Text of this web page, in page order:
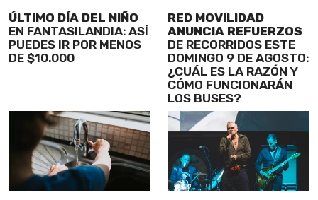
ÚLTIMO DÍA DEL NIÑO
EN FANTASILANDIA: ASÍ
PUEDES IR POR MENOS
DE $10.000
RED MOVILIDAD
ANUNCIA REFUERZOS
DE RECORRIDOS ESTE
DOMINGO 9 DE AGOSTO:
¿CUÁL ES LA RAZÓN Y
CÓMO FUNCIONARÁN
LOS BUSES?